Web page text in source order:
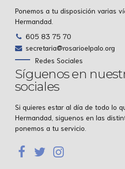
Ponemos a tu disposición varias
Hermandad.
605 83 75 70
secretaria@rosarioelpalo.org
Redes Sociales
Síguenos en
sociales
Si quieres estar al día de todo lo
Hermandad, siguenos en las
ponemos a tu servicio.